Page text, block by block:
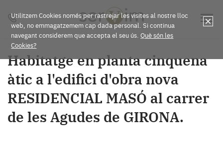
Utilitzem Cookies només per rastrejar les visites al nostre lloc
web, no emmagatzemem cap dada personal. Si continua
navegant considerem que accepta el seu ús.Què són les
Cookies?
Habitatge en planta cinquena
àtic a l'edifici d'obra nova
RESIDENCIAL MASÓ al carrer
de les Agudes de GIRONA.